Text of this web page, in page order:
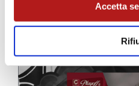
Accetta
MATCH PROGRAM